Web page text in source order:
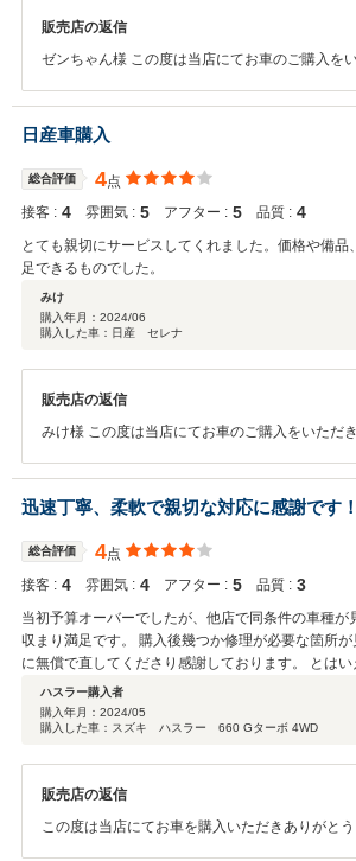
販売店の返信
ゼンちゃん様 この度は当店にてお車のご購入をいただき誠にありがと
く思います。 担当のスタッフの対応にも満足い
ます。 今後ともお付き合いよろしくお願いいた
日産車購入
総合評価 4点
接客 : 4 雰囲気 : 5 アフター : 5 品質 : 4
とても親切にサービスしてくれました。価格や備品
足できるものでした。
みけ
購入年月： 2024/06
購入した車：日産 セレナ
販売店の返信
みけ様 この度は当店にてお車のご購入をいただ
後もスタッフ一同、みけ様のカーライフをサポ
す。 今後ともよろしくお願いいたします。
迅速丁寧、柔軟で親切な対応に感謝です！
総合評価 4点
接客 : 4 雰囲気 : 4 アフター : 5 品質 : 3
当初予算オーバーでしたが、他店で同条件の車種が
収まり満足です。 購入後幾つか修理が必要な箇所
に無償で直してくださり感謝しております。 とは
に必要になりましたので、消耗品のアフターサービ
に考慮していれば良かったと後悔しております。 購
た方や、修理担当の方たちもとても親切でしたので
ハスラー購入者
購入年月： 2024/05
購入した車：スズキ ハスラー 660 Gターボ 4WD
販売店の返信
この度は当店にてお車を購入いただきありがと